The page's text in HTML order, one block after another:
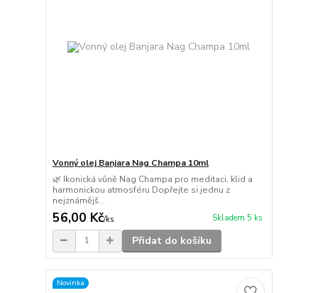
Vonný olej Banjara Nag Champa 10ml
🌿 Ikonická vůně Nag Champa pro meditaci, klid a
harmonickou atmosféru Dopřejte si jednu z
nejznámějš...
56,00 Kč/ks Skladem 5 ks
Přidat do košíku
Novinka